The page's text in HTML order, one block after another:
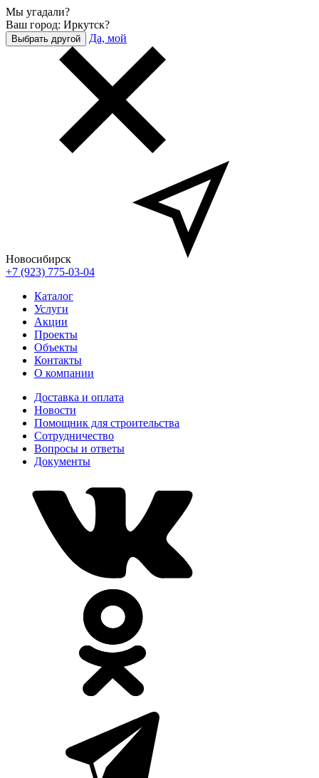
Мы угадали?
Ваш город: Иркутск?
Выбрать другой Да, мой
Новосибирск
+7 (923) 775-03-04
Каталог
Услуги
Акции
Проекты
Объекты
Контакты
О компании
Доставка и оплата
Новости
Помощник для строительства
Сотрудничество
Вопросы и ответы
Документы